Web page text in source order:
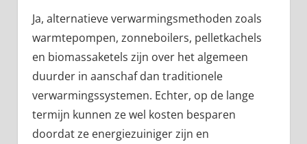
Ja, alternatieve verwarmingsmethoden zoals
warmtepompen, zonneboilers, pelletkachels
en biomassaketels zijn over het algemeen
duurder in aanschaf dan traditionele
verwarmingssystemen. Echter, op de lange
termijn kunnen ze wel kosten besparen
doordat ze energiezuiniger zijn en